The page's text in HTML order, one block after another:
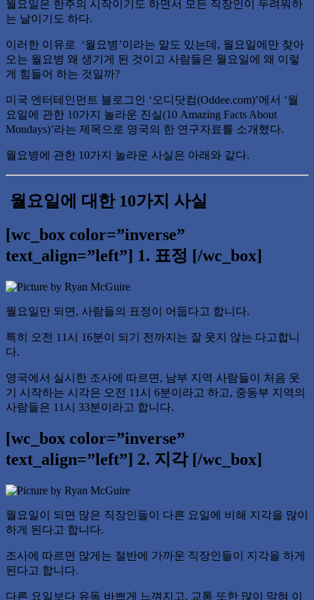
월요일은 한주의 시작이기도 하면서 모든 직장인이 두려워하
는 날이기도 하다.
이러한 이유로 ‘월요병’이라는 말도 있는데, 월요일에만 찾아
오는 월요병 왜 생기게 된 것이고 사람들은 월요일에 왜 이렇
게 힘들어 하는 것일까?
미국 엔터테인먼트 블로그인 ‘오디닷컴(Oddee.com)’에서 ‘월
요일에 관한 10가지 놀라운 진실(10 Amazing Facts About
Mondays)’라는 제목으로 영국의 한 연구자료를 소개했다.
월요병에 관한 10가지 놀라운 사실은 아래와 같다.
월요일에 대한 10가지 사실
[wc_box color=”inverse”
text_align=”left”] 1. 표정 [/wc_box]
월요일만 되면, 사람들의 표정이 어둡다고 합니다.
특히 오전 11시 16분이 되기 전까지는 잘 웃지 않는 다고합니
다.
영국에서 실시한 조사에 따르면, 남부 지역 사람들이 처음 웃
기 시작하는 시각은 오전 11시 6분이라고 하고, 중동부 지역의
사람들은 11시 33분이라고 합니다.
[wc_box color=”inverse”
text_align=”left”] 2. 지각 [/wc_box]
월요일이 되면 많은 직장인들이 다른 요일에 비해 지각을 많이
하게 된다고 합니다.
조사에 따르면 많게는 절반에 가까운 직장인들이 지각을 하게
된다고 합니다.
다른 요일보다 유독 바쁘게 느껴지고, 교통 또한 많이 막혀 이